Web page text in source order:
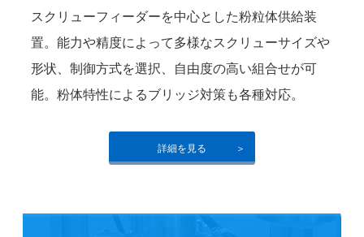
スクリューフィーダーを中心とした粉粒体供給装
置。能力や精度によって多様なスクリューサイズや
形状、制御方式を選択、自由度の高い組合せが可
能。粉体特性によるブリッジ対策も各種対応。
詳細を見る